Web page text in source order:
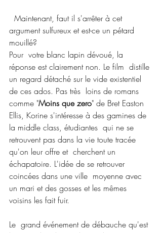
argument sulfureux et est-ce un pétard
mouillé?
Pour  votre blanc lapin dévoué, la
réponse est clairement non. Le film  distille
un regard détaché sur le vide existentiel
de ces ados. Pas très  loins de romans
comme "Moins que zero" de Bret Easton
Ellis, Korine s'intéresse à des gamines de
la middle class, étudiantes  qui ne se
retrouvent pas dans la vie toute tracée
qu'on leur offre et  cherchent un
échapatoire. L'idée de se retrouver
coincées dans une ville  moyenne avec
un mari et des gosses et les mêmes
voisins les fait fuir.
Le  grand événement de débauche qu'est